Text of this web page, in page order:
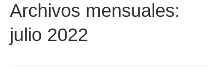
Requisitos
FAQ
Archivos mensuales:
julio 2022